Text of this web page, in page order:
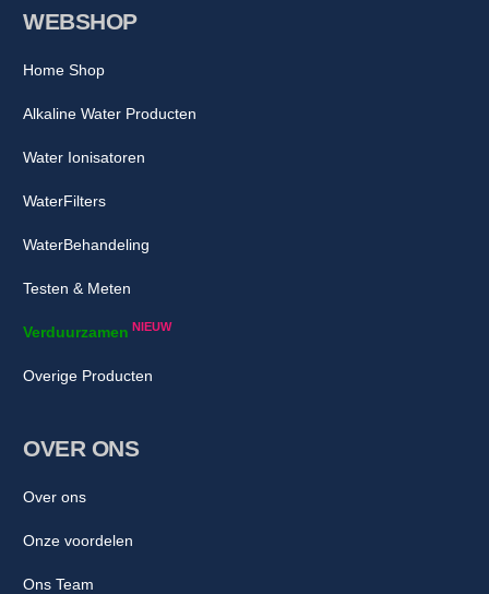
WEBSHOP
Home Shop
Alkaline Water Producten
Water Ionisatoren
WaterFilters
WaterBehandeling
Testen & Meten
Verduurzamen NIEUW
Overige Producten
OVER ONS
Over ons
Onze voordelen
Ons Team